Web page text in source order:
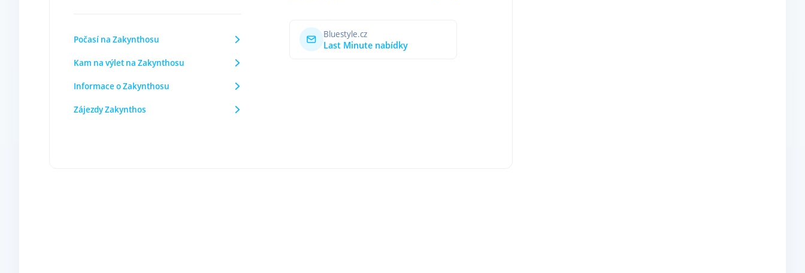
Počasí na Zakynthosu
Kam na výlet na Zakynthosu
Informace o Zakynthosu
Zájezdy Zakynthos
Bluestyle.cz
Last Minute nabídky